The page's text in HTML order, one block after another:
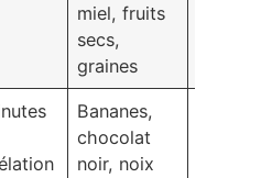
miel, fruits
secs,
graines
Bananes,
chocolat
noir, noix